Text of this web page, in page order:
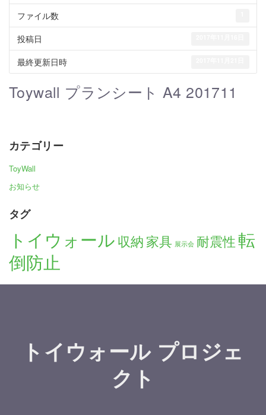
ファイル数
投稿日
最終更新日時
Toywall プランシート A4 201711
カテゴリー
ToyWall
お知らせ
タグ
トイウォール収納家具 展示会 耐震性転
倒防止
トイウォール プロジェ
クト